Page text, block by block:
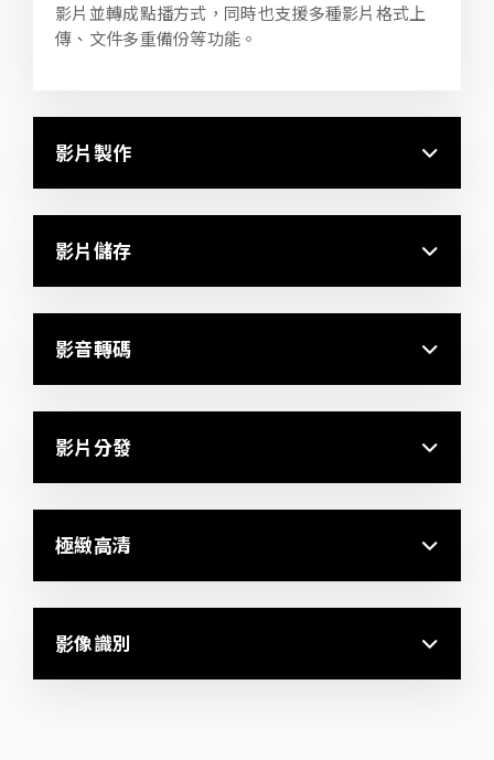
影片並轉成點播方式，同時也支援多種影片格式上
傳、文件多重備份等功能。
影片製作
影片儲存
影音轉碼
影片分發
極緻高清
影像識別